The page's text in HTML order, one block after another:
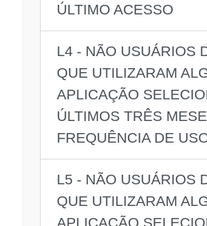
ÚLTIMO ACESSO
L4 - NÃO USUÁRIOS
QUE UTILIZARAM
APLICAÇÃO
ÚLTIMOS TRÊS
FREQUÊNCIA DE
L5 - NÃO USUÁRIOS
QUE UTILIZARAM
APLICAÇÃO